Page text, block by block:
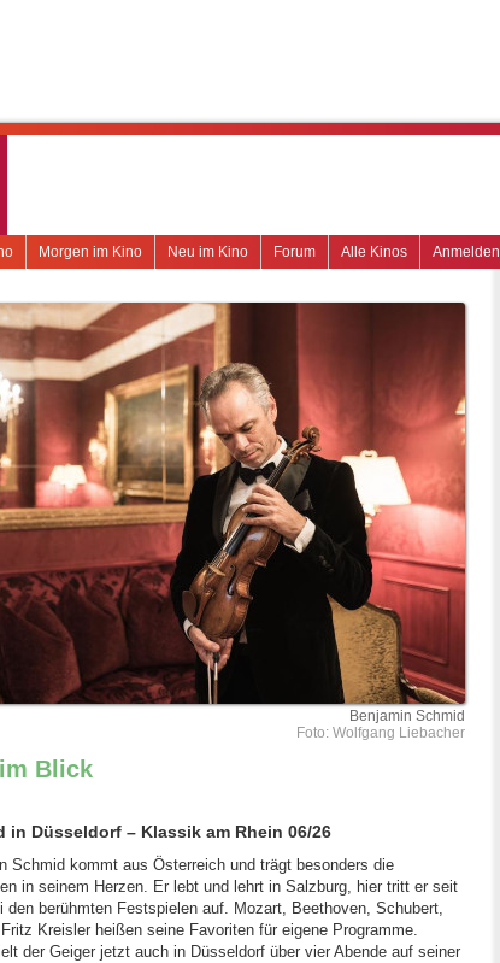
Anmelden
Alle Kinos
Forum
Neu im Kino
Morgen im Kino
Benjamin Schmid
Foto: Wolfgang Liebacher
Blick
in Düsseldorf – Klassik am Rhein 06/26
Schmid kommt aus Österreich und trägt besonders die
in seinem Herzen. Er lebt und lehrt in Salzburg, hier tritt er seit
den berühmten Festspielen auf. Mozart, Beethoven, Schubert,
Kreisler heißen seine Favoriten für eigene Programme.
der Geiger jetzt auch in Düsseldorf über vier Abende auf seiner